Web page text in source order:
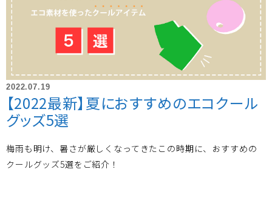
2022.07.19
【2022最新】夏におすすめのエコクール
グッズ5選
梅雨も明け、暑さが厳しくなってきたこの時期に、おすすめの
クールグッズ5選をご紹介！